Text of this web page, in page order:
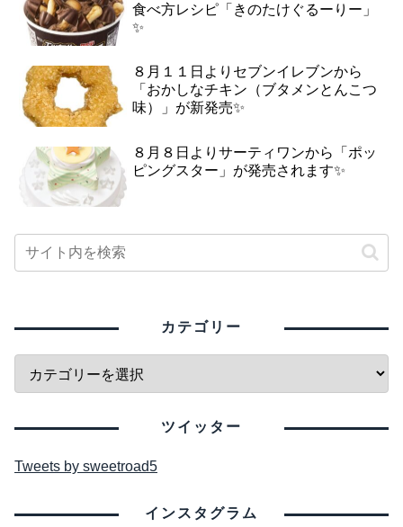
食べ方レシピ「きのたけぐるーりー」
✨
８月１１日よりセブンイレブンから
「おかしなチキン（ブタメンとんこつ
味）」が新発売✨
８月８日よりサーティワンから「ポッ
ピングスター」が発売されます✨
カテゴリー
ツイッター
Tweets by sweetroad5
インスタグラム